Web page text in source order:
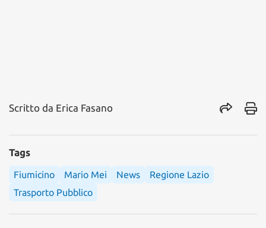
Scritto da Erica Fasano
Tags
Fiumicino Mario Mei News
Regione Lazio
Trasporto Pubblico